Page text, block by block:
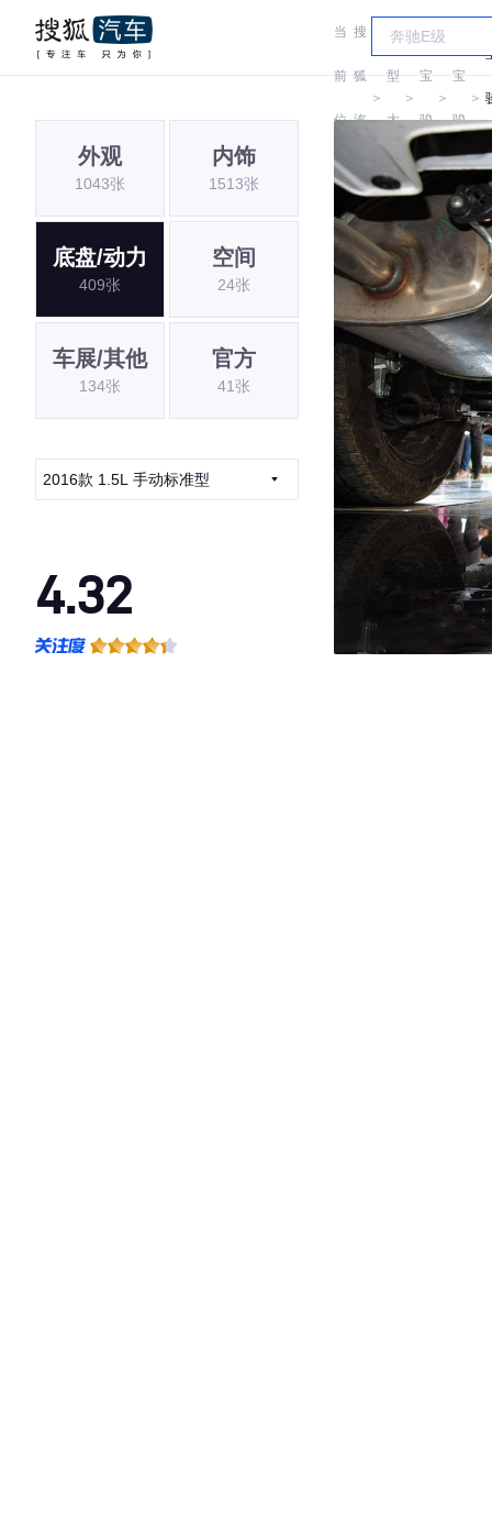
当
前
位
置:
搜
狐
汽
＞
车
型
大
全
＞
宝
骏
＞
宝
骏
＞
外观
1043张
内饰
1513张
底盘/动力
409张
空间
24张
车展/其他
134张
官方
41张
2016款 1.5L 手动标准型
4.32